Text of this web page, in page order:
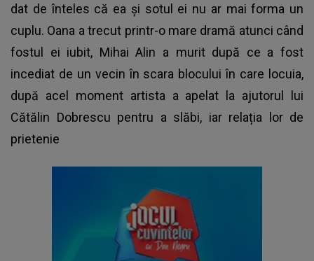
dat de înteles că ea și sotul ei nu ar mai forma un
cuplu. Oana a trecut printr-o mare dramă atunci când
fostul ei iubit, Mihai Alin a murit după ce a fost
incediat de un vecin în scara blocului în care locuia,
după acel moment artista a apelat la ajutorul lui
Cătălin Dobrescu pentru a slăbi, iar relația lor de
prietenie